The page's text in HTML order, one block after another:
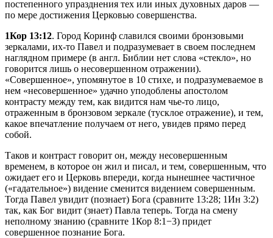
постепенного упразднения тех или иных духовных даров —
по мере достижения Церковью совершенства.
1Кор 13:12. Город Коринф славился своими бронзовыми
зеркалами, их-то Павел и подразумевает в своем последнем
наглядном примере (в англ. Библии нет слова «стекло», но
говорится лишь о несовершенном отражении).
«Совершенное», упомянутое в 10 стихе, и подразумеваемое в
нем «несовершенное» удачно уподоблены апостолом
контрасту между тем, как видится нам чье-то лицо,
отраженным в бронзовом зеркале (тусклое отражение), и тем,
какое впечатление получаем от него, увидев прямо перед
собой.
Таков и контраст говорит он, между несовершенным
временем, в которое он жил и писал, и тем, совершенным, что
ожидает его и Церковь впереди, когда нынешнее частичное
(«гадательное») видение сменится видением совершенным.
Тогда Павел увидит (познает) Бога (сравните 13:28; 1Ин 3:2)
так, как Бог видит (знает) Павла теперь. Тогда на смену
неполному знанию (сравните 1Кор 8:1−3) придет
совершенное познание Бога.